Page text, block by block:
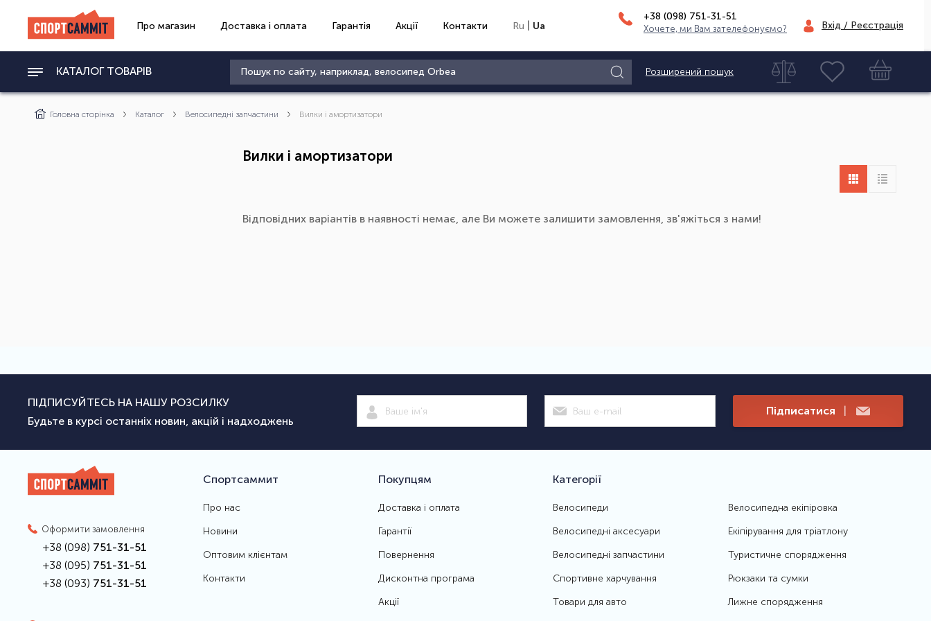
Про магазин Доставка і оплата Гарантія Акції Контакти Ru Ua
+38 (098) 751-31-51
Хочете, ми Вам зателефонуємо? Вхід / Реєстрація
КАТАЛОГ ТОВАРІВ Розширений пошук
Головна сторінка Каталог Велосипедні запчастини Вилки і амортизатори
Вилки і амортизатори
Відповідних варіантів в наявності немає, але Ви можете залишити замовлення, зв'яжіться з нами!
ПІДПИСУЙТЕСЬ НА НАШУ РОЗСИЛКУ
Будьте в курсі останніх новин, акцій і надходжень
Підписатися |
Оформити замовлення
+38 (098) 751-31-51
+38 (095) 751-31-51
+38 (093) 751-31-51
Спортсаммит
Про нас
Новини
Оптовим клієнтам
Контакти
Покупцям
Доставка і оплата
Гарантії
Повернення
Дисконтна програма
Акції
Категорії
Велосипеди
Велосипедні аксесуари
Велосипедні запчастини
Спортивне харчування
Товари для авто
Велосипедна екіпіровка
Екіпірування для тріатлону
Туристичне спорядження
Рюкзаки та сумки
Лижне спорядження